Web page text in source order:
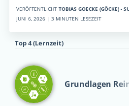
VERÖFFENTLICHT TOBIAS GOECKE (GÖCKE) -
JUNI 6, 2026 | 3 MINUTEN LESEZEIT
Top 4 (Lernzeit)
Grundlagen